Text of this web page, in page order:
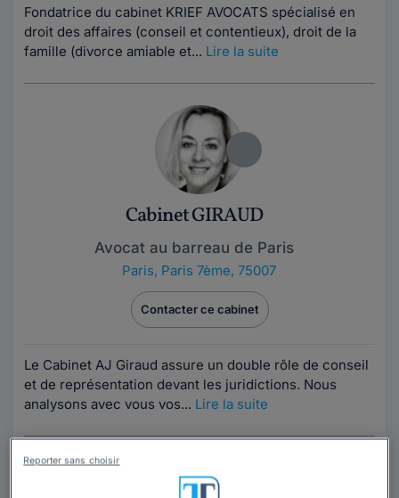
Fondatrice du cabinet KRIEF AVOCATS spécialisé en
droit des affaires (conseil et contentieux), droit de la
famille (divorce amiable et... Lire la suite
Cabinet GIRAUD
Avocat au barreau de Paris
Paris, Paris 7ème, 75007
Contacter ce cabinet
Le Cabinet AJ Giraud assure un double rôle de conseil
et de représentation devant les juridictions. Nous
analysons avec vous vos... Lire la suite
Reporter sans choisir